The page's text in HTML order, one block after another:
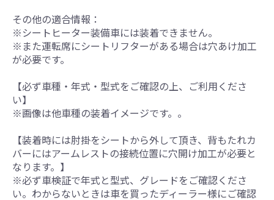
その他の適合情報：
※シートヒーター装備車には装着できません。
※また運転席にシートリフターがある場合は穴あけ加工
が必要です。
【必ず車種・年式・型式をご確認の上、ご利用くださ
い】
※画像は他車種の装着イメージです。。
【装着時には肘掛をシートから外して頂き、背もたれカ
バーにはアームレストの接続位置に穴開け加工が必要と
なります。】
※必ず車検証で年式と型式、グレードをご確認くださ
い。わからないときは車を買ったディーラー様にご確認